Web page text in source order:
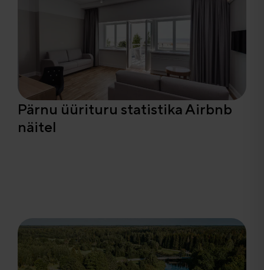
Pärnu üürituru statistika Airbnb
näitel